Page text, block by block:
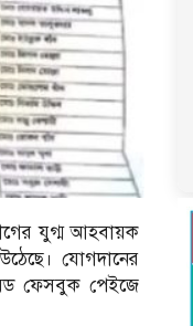
যুগ্ম আহবায়ক
যোগদানের
ফেসবুক পেইজে